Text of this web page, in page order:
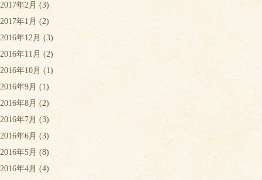
2017年2月 (3)
2017年1月 (2)
2016年12月 (3)
2016年11月 (2)
2016年10月 (1)
2016年9月 (1)
2016年8月 (2)
2016年7月 (3)
2016年6月(3)
2016年5月 (8)
2016年4月 (4)